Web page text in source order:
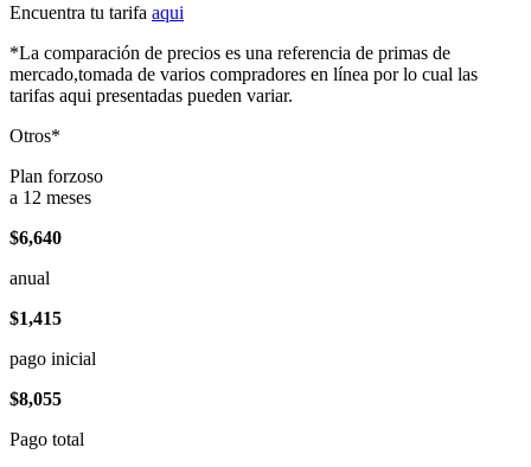
Encuentra tu tarifa aqui
*La comparación de precios es una referencia de primas de
mercado,tomada de varios compradores en línea por lo cual las
tarifas aqui presentadas pueden variar.
Otros*
Plan forzoso
a 12 meses
$6,640
anual
$1,415
pago inicial
$8,055
Pago total